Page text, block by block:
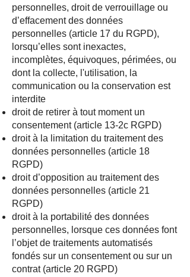
personnelles, droit de verrouillage ou
d’effacement des données
personnelles (article 17 du RGPD),
lorsqu’elles sont inexactes,
incomplètes, équivoques, périmées, ou
dont la collecte, l'utilisation, la
communication ou la conservation est
interdite
droit de retirer à tout moment un
consentement (article 13-2c RGPD)
droit à la limitation du traitement des
données personnelles (article 18
RGPD)
droit d’opposition au traitement des
données personnelles (article 21
RGPD)
droit à la portabilité des données
personnelles, lorsque ces données font
l’objet de traitements automatisés
fondés sur un consentement ou sur un
contrat (article 20 RGPD)